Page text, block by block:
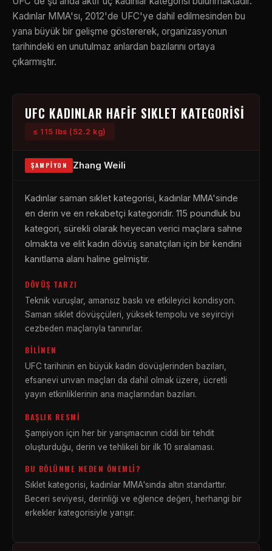
Kadınlar MMA'sı, 2012'de UFC'ye dahil edilmesinden bu
yana büyük bir gelişme göstererek, organizasyonun
tarihindeki en unutulmaz anlardan bazılarını ortaya
çıkarmıştır.
UFC KADINLAR HAFIF SIKLET KATEGORISI
≤ 115 lbs (52.2 kg)
ŞAMPIYON Zhang Weili
Kadınlar saman sıklet kategorisi, kadınlar MMA'sinde
en derin ve en rekabetçi kategoridir. 115 poundluk bu
kategori, sürekli olarak heyecan verici maçlara sahne
olmakta ve elit kadın dövüş sanatçıları için bir kendini
kanıtlama alanı haline gelmiştir.
DÖVÜŞ TARZI
Teknik vuruşlar, amansız baskı ve etkileyici kondisyon.
Saman sıklet dövüşçüleri, yüksek tempolu ve seyirciyi
cezbeden maçlarıyla tanınırlar.
BILINEN
UFC tarihinin en büyük kadın dövüşlerinden bazıları,
efsanevi unvan maçları da dahil olmak üzere, ücretli
yayın etkinliklerinin ana maçlarından bazıları.
BAŞLIK RESMI
Şampiyon için her bir yarışmacının ciddi bir tehdit
oluşturduğu, derin ve tehlikeli bir ilk 10 sıralaması.
BU BÖLÜNME NEDEN ÖNEMLI?
Sıklet kategorisi, kadınlar MMA'sında altın standarttır.
Beceri seviyesi, derinliği ve eğlence değeri, herhangi bir
erkekler kategorisiyle yarışır.